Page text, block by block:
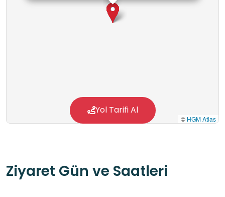
© HGM Atlas
Yol Tarifi Al
Ziyaret Gün ve Saatleri